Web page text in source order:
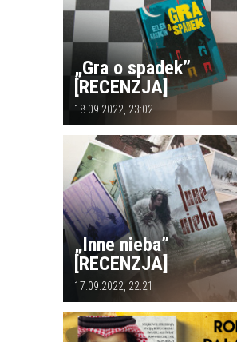
„Gra o spadek”
[RECENZJA]
18.09.2022, 23:02
„Inne nieba”
[RECENZJA]
17.09.2022, 22:21